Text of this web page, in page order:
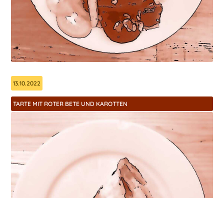
13.10.2022
TARTE MIT ROTER BETE UND KAROTTEN